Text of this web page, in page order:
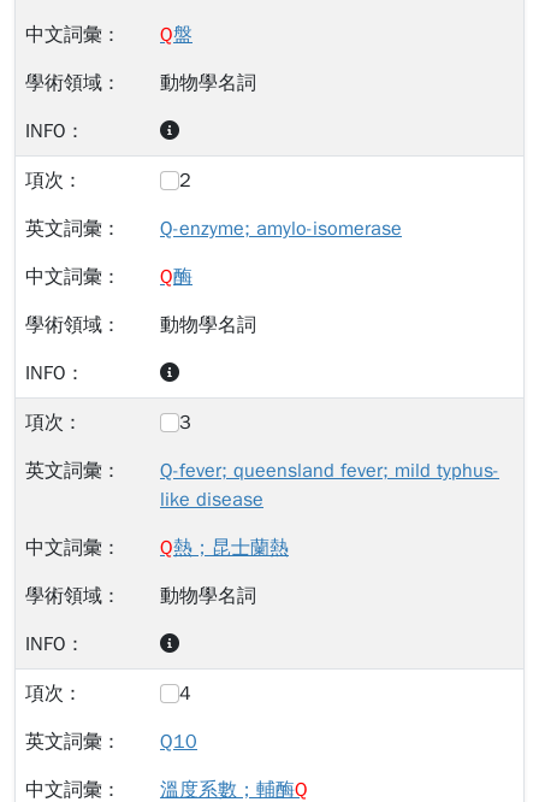
Q盤
動物學名詞
2
Q-enzyme; amylo-isomerase
Q酶
動物學名詞
3
Q-fever; queensland fever; mild typhus-
like disease
Q熱；昆士蘭熱
動物學名詞
4
Q10
溫度系數；輔酶Q